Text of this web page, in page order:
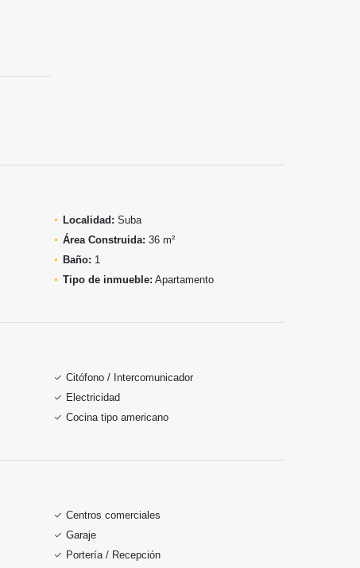
Localidad: Suba
Área Construida: 36 m²
Baño: 1
Tipo de inmueble: Apartamento
Citófono / Intercomunicador
Electricidad
Cocina tipo americano
Centros comerciales
Garaje
Portería / Recepción